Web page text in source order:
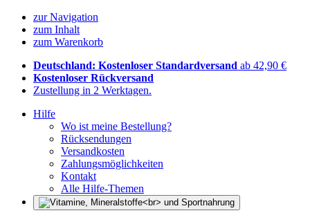
zur Navigation
zum Inhalt
zum Warenkorb
Deutschland: Kostenloser Standardversand ab 42,90 €
Kostenloser Rückversand
Zustellung in 2 Werktagen.
Hilfe
Wo ist meine Bestellung?
Rücksendungen
Versandkosten
Zahlungsmöglichkeiten
Kontakt
Alle Hilfe-Themen